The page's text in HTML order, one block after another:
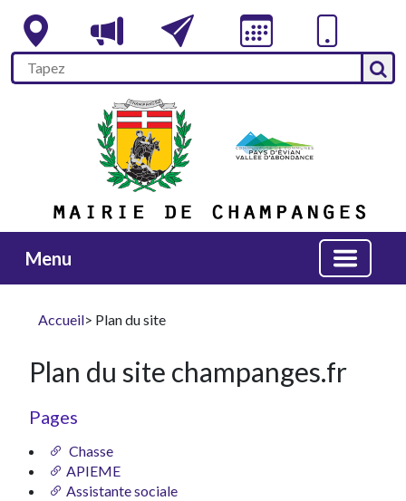
Menu
Accueil> Plan du site
Plan du site champanges.fr
Pages
Chasse
APIEME
Assistante sociale